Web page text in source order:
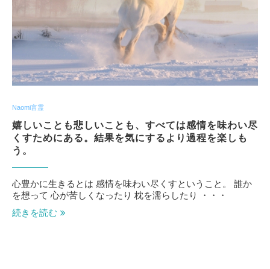
Naomi言霊
嬉しいことも悲しいことも、すべては感情を味わい尽
くすためにある。結果を気にするより過程を楽しも
う。
心豊かに生きるとは 感情を味わい尽くすということ。 誰か
を想って 心が苦しくなったり 枕を濡らしたり ・・・
続きを読む